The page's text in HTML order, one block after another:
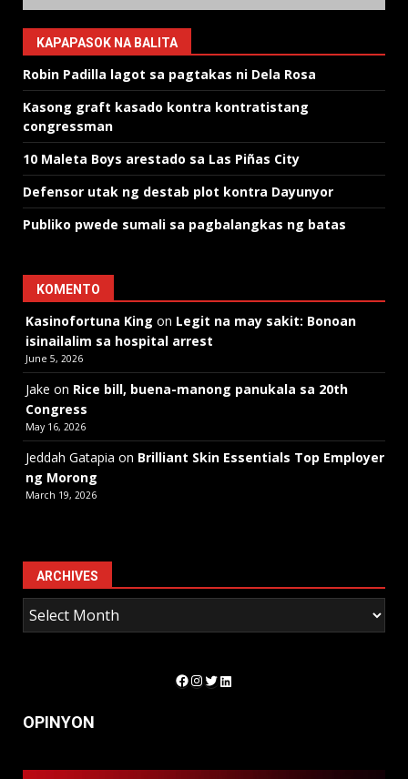
KAPAPASOK NA BALITA
Robin Padilla lagot sa pagtakas ni Dela Rosa
Kasong graft kasado kontra kontratistang
congressman
10 Maleta Boys arestado sa Las Piñas City
Defensor utak ng destab plot kontra Dayunyor
Publiko pwede sumali sa pagbalangkas ng batas
KOMENTO
Kasinofortuna King on Legit na may sakit: Bonoan
isinailalim sa hospital arrest
June 5, 2026
Jake on Rice bill, buena-manong panukala sa 20th
Congress
May 16, 2026
Jeddah Gatapia on Brilliant Skin Essentials Top Employer
ng Morong
March 19, 2026
ARCHIVES
Facebook
Instagram
Twitter
LinkedIn
OPINYON